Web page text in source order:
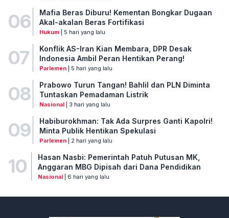
06
Mafia Beras Diburu! Kementan Bongkar Dugaan
Akal-akalan Beras Fortifikasi
Hukum| 5 hari yang lalu
07
Konflik AS-Iran Kian Membara, DPR Desak
Indonesia Ambil Peran Hentikan Perang!
Parlemen| 5 hari yang lalu
08
Prabowo Turun Tangan! Bahlil dan PLN Diminta
Tuntaskan Pemadaman Listrik
Nasional| 3 hari yang lalu
09
Habiburokhman: Tak Ada Surpres Ganti Kapolri!
Minta Publik Hentikan Spekulasi
Parlemen| 2 hari yang lalu
10
Hasan Nasbi: Pemerintah Patuh Putusan MK,
Anggaran MBG Dipisah dari Dana Pendidikan
Nasional| 6 hari yang lalu